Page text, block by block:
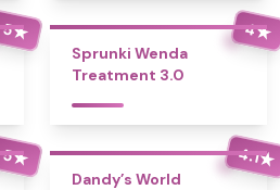
5★ 4★
Sprunki Wenda
Treatment 3.0
5★ 4.1★
Dandy’s World